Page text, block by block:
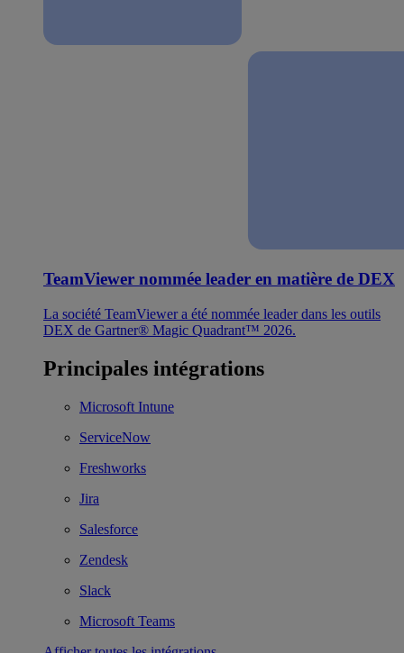
TeamViewer nommée leader en matière de DEX
La société TeamViewer a été nommée leader dans les outils
DEX de Gartner® Magic Quadrant™ 2026.
Principales intégrations
Microsoft Intune
ServiceNow
Freshworks
Jira
Salesforce
Zendesk
Slack
Microsoft Teams